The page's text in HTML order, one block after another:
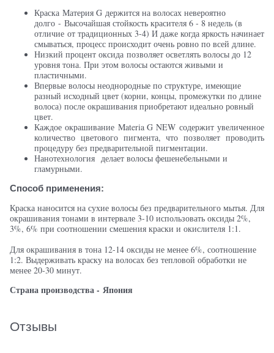
Краска Материя G держится на волосах невероятно
долго - Высочайшая стойкость красителя 6 - 8 недель (в
отличие от традиционных 3-4) И даже когда яркость начинает
смываться, процесс происходит очень ровно по всей длине.
Низкий процент оксида позволяет осветлять волосы до 12
уровня тона. При этом волосы остаются живыми и
пластичными.
Впервые волосы неоднородные по структуре, имеющие
разный исходный цвет (корни, концы, промежутки по длине
волоса) после окрашивания приобретают идеально ровный
цвет.
Каждое окрашивание Materia G NEW содержит увеличенное
количество цветового пигмента, что позволяет проводить
процедуру без предварительной пигментации.
Нанотехнология делает волосы фешенебельными и
гламурными.
Способ применения:
Краска наносится на сухие волосы без предварительного мытья. Для
окрашивания тонами в интервале 3-10 использовать оксиды 2%,
3%, 6% при соотношении смешения краски и окислителя 1:1.
Для окрашивания в тона 12-14 оксиды не менее 6%, соотношение
1:2. Выдерживать краску на волосах без тепловой обработки не
менее 20-30 минут.
Страна производства - Япония
Отзывы